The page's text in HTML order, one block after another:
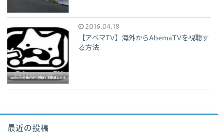
2016.04.18
【アベマTV】海外からAbemaTVを視聴す
る方法
最近の投稿